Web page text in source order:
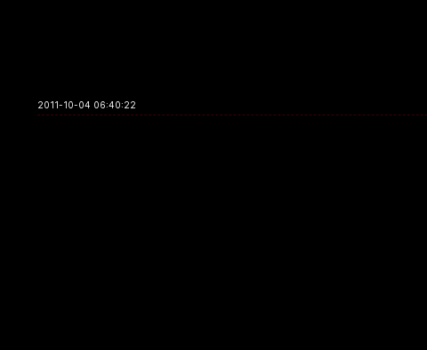
2011-10-04 06:40:22